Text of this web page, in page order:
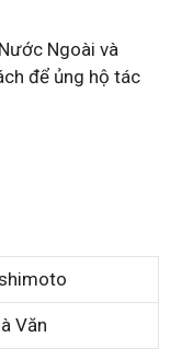
Ngoài và
để ủng hộ tác
Văn